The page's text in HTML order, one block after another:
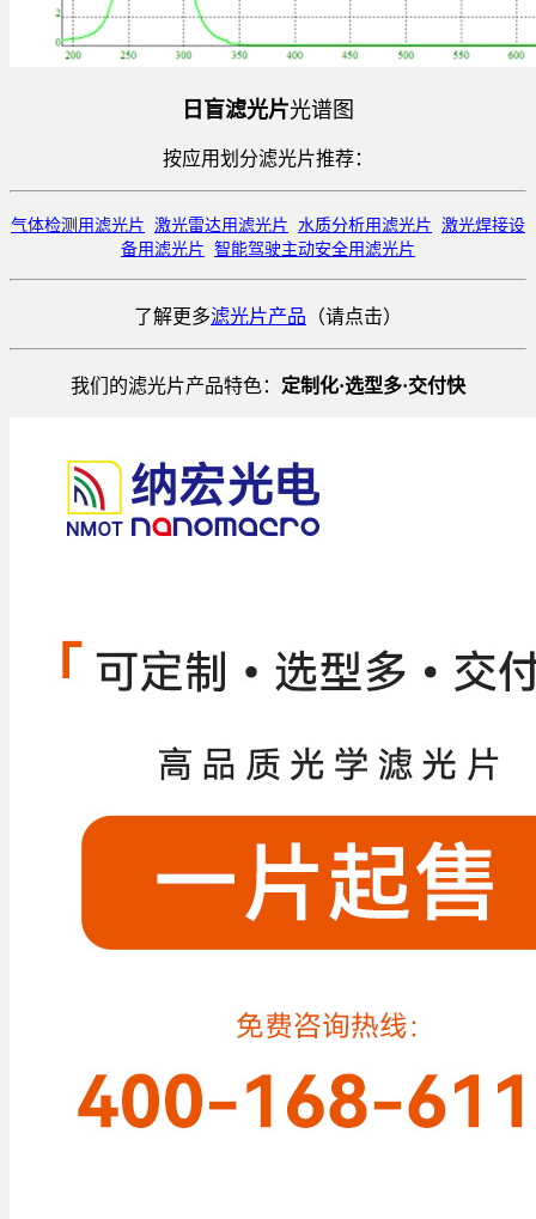
日盲滤光片光谱图
按应用划分滤光片推荐：
气体检测用滤光片 激光雷达用滤光片 水质分析用滤光片 激光焊接设
备用滤光片 智能驾驶主动安全用滤光片
了解更多滤光片产品 （请点击）
我们的滤光片产品特色： 定制化·选型多·交付快